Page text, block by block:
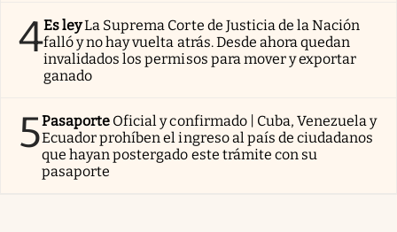
4Es leyLa Suprema Corte de Justicia de la Nación
falló y no hay vuelta atrás. Desde ahora quedan
invalidados los permisos para mover y exportar
ganado
5Pasaporte Oficial y confirmado | Cuba, Venezuela y
Ecuador prohíben el ingreso al país de ciudadanos
que hayan postergado este trámite con su
pasaporte